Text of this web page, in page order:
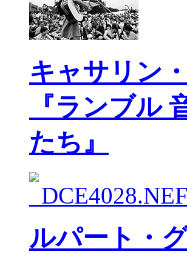
キャサリン
『ランブル
たち』
ルパート・